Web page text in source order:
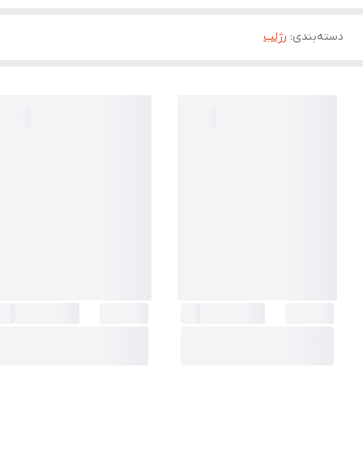
دسته‌بندی: رژلب